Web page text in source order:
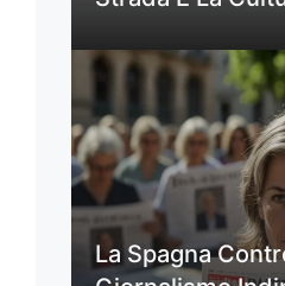
La Spagna